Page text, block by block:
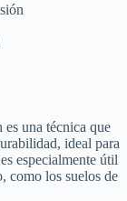
una técnica que
ideal para
especialmente útil
como los suelos de